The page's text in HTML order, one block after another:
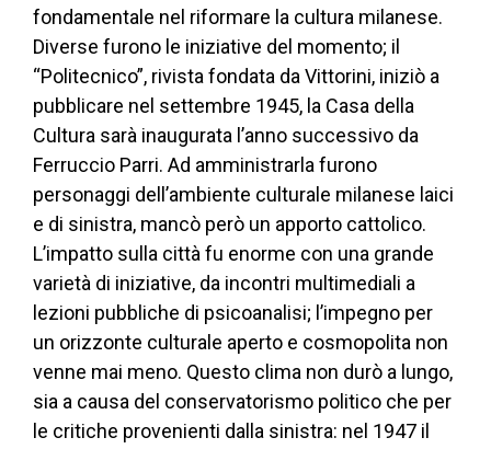
fondamentale nel riformare la cultura milanese.
Diverse furono le iniziative del momento; il
“Politecnico”, rivista fondata da Vittorini, iniziò a
pubblicare nel settembre 1945, la Casa della
Cultura sarà inaugurata l’anno successivo da
Ferruccio Parri. Ad amministrarla furono
personaggi dell’ambiente culturale milanese laici
e di sinistra, mancò però un apporto cattolico.
L’impatto sulla città fu enorme con una grande
varietà di iniziative, da incontri multimediali a
lezioni pubbliche di psicoanalisi; l’impegno per
un orizzonte culturale aperto e cosmopolita non
venne mai meno. Questo clima non durò a lungo,
sia a causa del conservatorismo politico che per
le critiche provenienti dalla sinistra: nel 1947 il